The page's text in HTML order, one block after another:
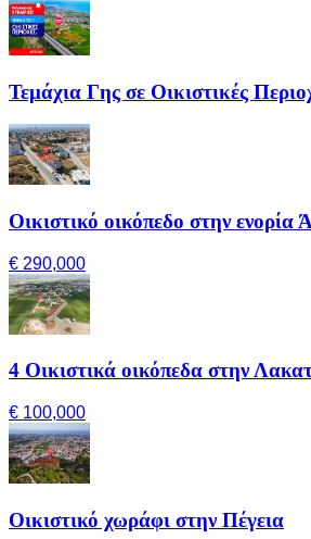
Τεμάχια Γης σε Οικιστικές
Οικιστικό οικόπεδο στην ενορία
€ 290,000
4 Οικιστικά οικόπεδα στην
€ 100,000
Οικιστικό χωράφι στην Πέγεια